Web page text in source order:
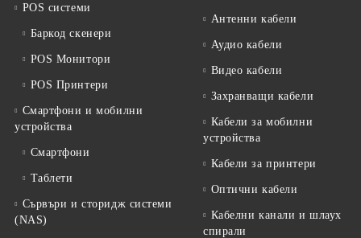
POS системи
Баркод скенери
POS Монитори
POS Принтери
Смартфони и мобилни
устройства
Смартфони
Таблети
Сървъри и сторидж системи
(NAS)
Антенни кабели
Аудио кабели
Видео кабели
Захранващи кабели
Кабели за мобилни
устройства
Кабели за принтери
Оптични кабели
Кабелни канали и шлаух
спирали